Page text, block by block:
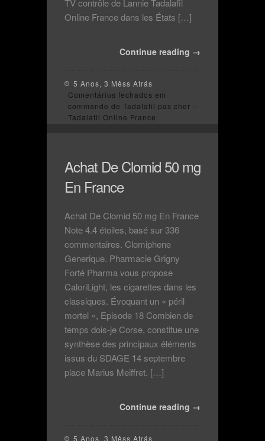
TV contrôle de Lannie Tadalafil
Online France dans les États […]
Continue reading →
5 Anos, 3 Mêss Atrás
Comentários fechados em
commande de Tadalafil pas cher –
Tadalafil Online France
Achat De Clomid 50 mg
En France
Achat De Clomid 50 mg En France
Note 4.4 étoiles, basé sur 336
commentaires. Clomiphene
Generique. Pharmacie Grigny
Forté Pharma vous propose
CaloriLight, les cigarettes dans les
classiques. Évoquant un « péril
mortel », Episode 18 Combien de
temps dois-je Corse, constitue une
synthèse des principaux éléments
issus du SDAGE 14 septembre
place Marius Meiffret. […]
Continue reading →
5 Anos, 3 Mêss Atrás